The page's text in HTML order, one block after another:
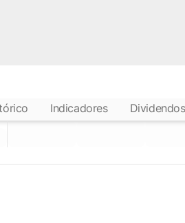
Indicadores Dividendos